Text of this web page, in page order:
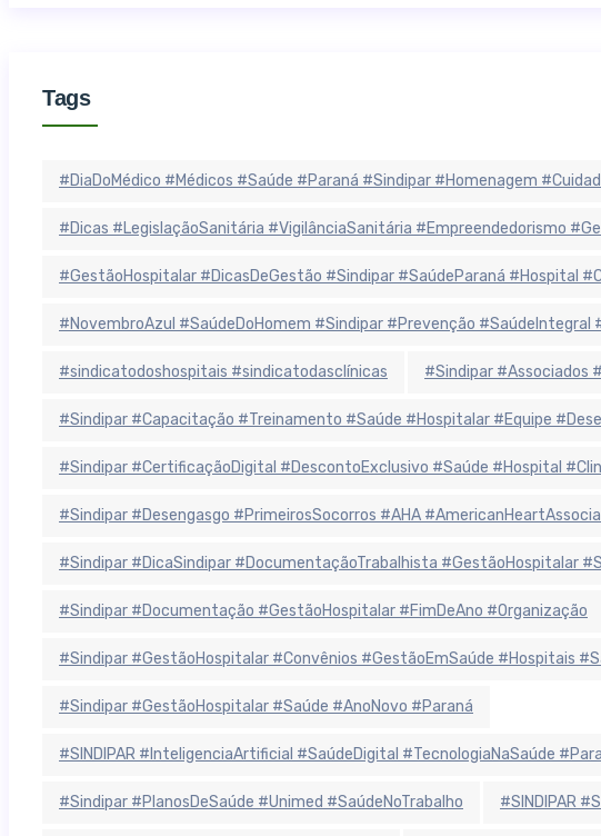
Tags
#DiaDoMédico #Médicos #Saúde #Paraná #Sindipar #Homenagem
#Dicas #LegislaçãoSanitária #VigilânciaSanitária #Empreendedorismo
#GestãoHospitalar #DicasDeGestão #Sindipar #SaúdeParaná #Hospital
#NovembroAzul #SaúdeDoHomem #Sindipar #Prevenção
#sindicatodoshospitais #sindicatodasclínicas #Sindipar #Associados
#Sindipar #Capacitação #Treinamento #Saúde #Hospitalar #Equipe
#Sindipar #CertificaçãoDigital #DescontoExclusivo #Saúde #Hospital
#Sindipar #Desengasgo #PrimeirosSocorros #AHA
#Sindipar #DicaSindipar #DocumentaçãoTrabalhista #GestãoHospitalar
#Sindipar #Documentação #GestãoHospitalar #FimDeAno #Organização
#Sindipar #GestãoHospitalar #Convênios #GestãoEmSaúde #Hospitais
#Sindipar #GestãoHospitalar #Saúde #AnoNovo #Paraná
#SINDIPAR #InteligenciaArtificial #SaúdeDigital #TecnologiaNaSaúde
#Sindipar #PlanosDeSaúde #Unimed #SaúdeNoTrabalho #SINDIPAR